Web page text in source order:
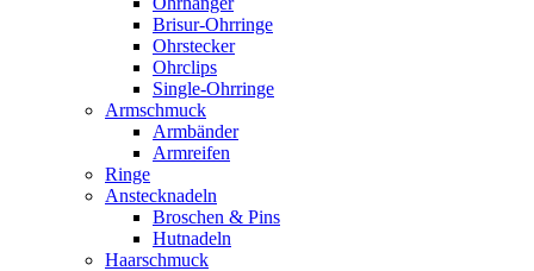
Brisur-Ohrringe
Ohrstecker
Ohrclips
Single-Ohrringe
Armschmuck
Armbänder
Armreifen
Ringe
Anstecknadeln
Broschen & Pins
Hutnadeln
Haarschmuck